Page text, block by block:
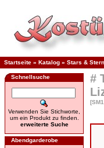
Startseite » Katalog » Stars &
Schnellsuche
Verwenden Sie Stichworte,
um ein Produkt zu finden.
erweiterte Suche
Abendgarderobe
#